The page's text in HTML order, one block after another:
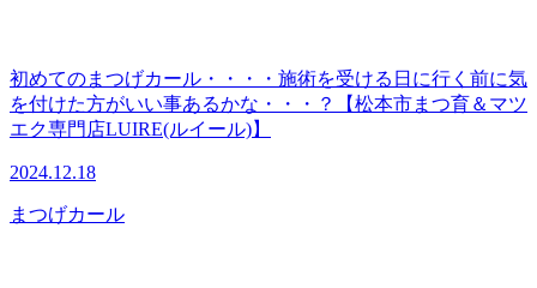
初めてのまつげカール・・・・施術を受ける日に行く前に気
を付けた方がいい事あるかな・・・？【松本市まつ育＆マツ
エク専門店LUIRE(ルイール)】
2024.12.18
まつげカール